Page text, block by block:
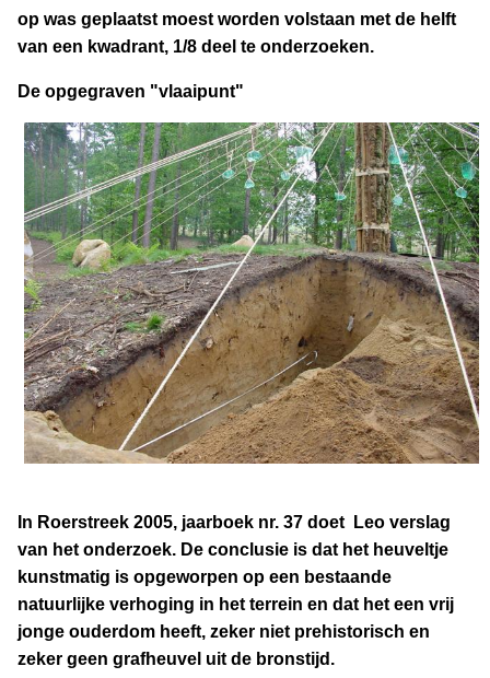
op was geplaatst moest worden volstaan met de helft
van een kwadrant, 1/8 deel te onderzoeken.
De opgegraven "vlaaipunt"
In Roerstreek 2005, jaarboek nr. 37 doet Leo verslag
van het onderzoek. De conclusie is dat het heuveltje
kunstmatig is opgeworpen op een bestaande
natuurlijke verhoging in het terrein en dat het een vrij
jonge ouderdom heeft, zeker niet prehistorisch en
zeker geen grafheuvel uit de bronstijd.